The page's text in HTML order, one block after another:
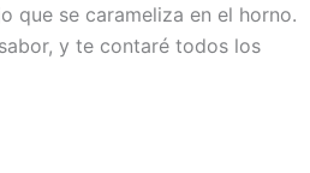
que se carameliza en el horno.
y te contaré todos los